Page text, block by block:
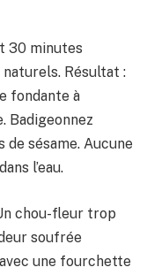
30 minutes
Résultat :
fondante à
Badigeonnez
de sésame. Aucune
l’eau.
chou-fleur trop
soufrée
une fourchette